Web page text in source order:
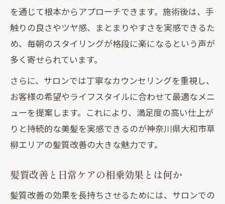
を通じて根本からアプローチできます。施術後は、手
触りの良さやツヤ感、まとまりやすさを実感できるた
め、毎朝のスタイリングが格段に楽になるという声が
多く寄せられています。
さらに、サロンでは丁寧なカウンセリングを重視し、
お客様の希望やライフスタイルに合わせて最適なメニ
ューを提案します。これにより、満足度の高い仕上が
りと持続的な美髪を実感できるのが神奈川県大和市草
柳エリアの髪質改善の大きな魅力です。
髪質改善と日常ケアの相乗効果とは何か
髪質改善の効果を長持ちさせるためには、サロンでの